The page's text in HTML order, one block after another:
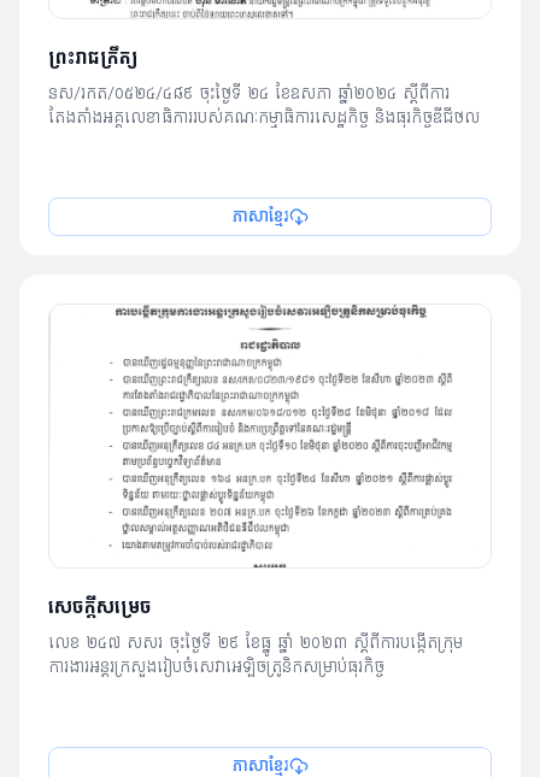
ព្រះរាជក្រឹត្យ
នស/រកត/០៥២៤/៤៨៩ ចុះថ្ងៃទី ២៤ ខែឧសភា ឆ្នាំ២០២៤ ស្តីពីការ
តែងតាំងអគ្គលេខាធិការរបស់គណៈកម្មាធិការសេដ្ឋកិច្ច និងធុរកិច្ចឌីជីថល
ភាសាខ្មែរ
សេចក្ដីសម្រេច
លេខ ២៤៧ សសរ ចុះថ្ងៃទី ២៩​ ខែ​ធ្នូ ឆ្នាំ ២០២៣ ស្ដីពីការបង្កើតក្រុម
ការងារអន្ដរក្រសួងរៀបចំសេវាអេឡិចត្រូនិកសម្រាប់ធុរកិច្ច
ភាសាខ្មែរ